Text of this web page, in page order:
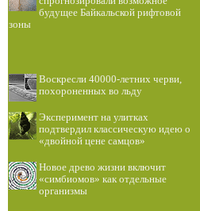
будущее Байкальской рифтовой
зоны
Воскресли 40000-летних черви,
похороненных во льду
Эксперимент на улитках
подтвердил классическую идею о
«двойной цене самцов»
Новое древо жизни включит
«симбиомов» как отдельные
организмы